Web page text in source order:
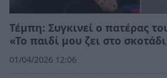
Τέμπη: Συγκινεί ο πατέρας
«Το παιδί μου ζει στο
01/04/2026 12:06